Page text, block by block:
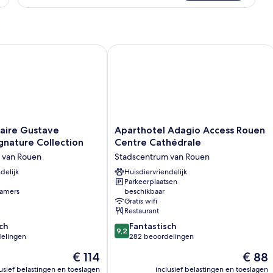
Triple
Gustave
Collection
Rouen
De
prijs
€ 114
belastingen en toeslagen
Gustave Flaubert, Signature Collection
Aparthotel
Adagio
Rouen
Centre
Cathédrale
Stadscentrum
van
Rouen
Aparthotel Adagio Access Rouen
Centre Cathédrale
Stadscentrum van Rouen
Huisdiervriendelijk
Parkeerplaatsen
beschikbaar
Gratis wifi
Restaurant
9.2
van
9,2 Fantastisch
282 beoordelingen
De
prijs
€ 88
inclusief belastingen en toeslagen
Aparthotel Adagio Access Rouen